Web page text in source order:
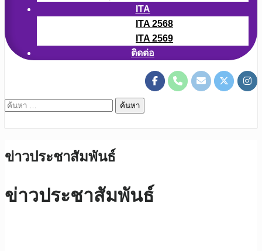
ITA
ITA 2568
ITA 2569
ติดต่อ
ค้นหา
ข่าวประชาสัมพันธ์
ข่าวประชาสัมพันธ์